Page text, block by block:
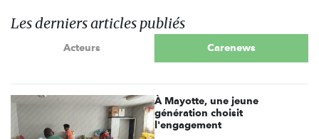
Les derniers articles publiés
Acteurs Carenews
À Mayotte, une jeune
génération choisit
l'engagement